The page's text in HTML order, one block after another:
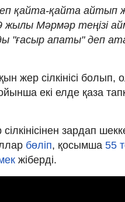
қайта-қайта айтып
жылы Мәрмәр теңізі
"ғасыр апаты" деп
жер сілкінісі болып,
екі елде қаза
зардап
бөліп, қосымша 55
жіберді.